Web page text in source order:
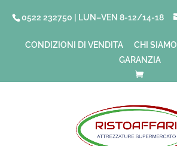
0522 232750 | LUN–VEN 8-12/14-18
CONDIZIONI DI VENDITA CHI SIAMO
GARANZIA